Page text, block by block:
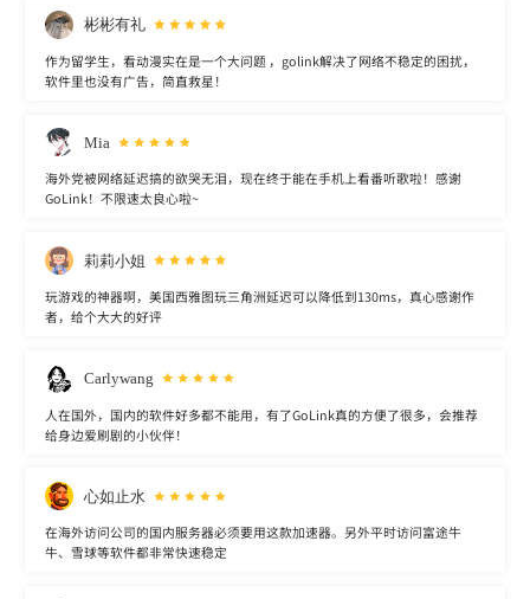
彬彬有礼
作为留学生，看动漫实在是一个大问题 ，golink解决了网络不稳定的困扰，
软件里也没有广告，简直救星！
Mia
海外党被网络延迟搞的欲哭无泪，现在终于能在手机上看番听歌啦！感谢
GoLink！不限速太良心啦~
莉莉小姐
玩游戏的神器啊，美国西雅图玩三角洲延迟可以降低到130ms，真心感谢作
者，给个大大的好评
Carlywang
人在国外，国内的软件好多都不能用，有了GoLink真的方便了很多，会推荐
给身边爱刷剧的小伙伴！
心如止水
在海外访问公司的国内服务器必须要用这款加速器。另外平时访问富途牛
牛、雪球等软件都非常快速稳定